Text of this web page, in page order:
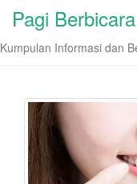
Pagi Berbicara
Kumpulan Informasi dan